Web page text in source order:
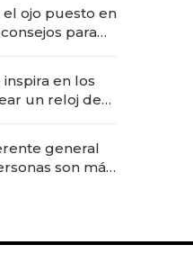
ojo puesto en
para
en los
un reloj de
general
son más